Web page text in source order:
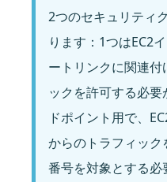
2つのセキュリティ
ります：1つはEC2
ートリンクに関連
ックを許可する必
ドポイント用で、
からのトラフィック
番号を対象とする必